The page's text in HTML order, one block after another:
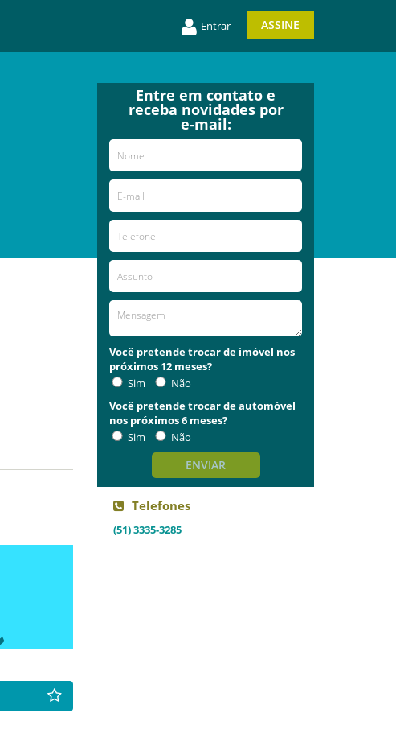
Entrar ASSINE
Entre em contato e
receba novidades por
e-mail:
Você pretende trocar de imóvel nos
próximos 12 meses?
Sim
Não
Você pretende trocar de automóvel
nos próximos 6 meses?
Sim
Não
ENVIAR
Telefones
(51) 3335-3285